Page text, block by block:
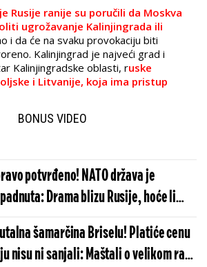
Rusije ranije su poručili da Moskva
ugrožavanje Kalinjingrada ili
i da će na svaku provokaciju biti
Kalinjingrad je najveći grad i
Kalinjingradske oblasti, ruske
i Litvanije, koja ima pristup
BONUS VIDEO
potvrđeno! NATO država je
Drama blizu Rusije, hoće li
aktivirati član 5?!
šamarčina Briselu! Platiće cenu
nisu ni sanjali: Maštali o velikom ratu